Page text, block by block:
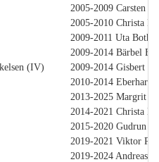
(IV)
2005-2009 Carsten
2005-2010 Christa
2009-2011 Uta Bothe
2009-2014 Bärbel
2009-2014 Gisbert
2010-2014 Eberhard
2013-2025 Margrit
2014-2021 Christa
2015-2020 Gudrun
2019-2021 Viktor
2019-2024 Andreas